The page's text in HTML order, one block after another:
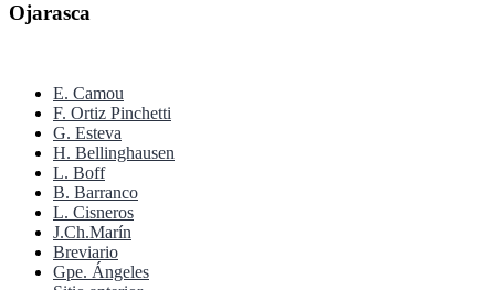
Ojarasca
E. Camou
F. Ortiz Pinchetti
G. Esteva
H. Bellinghausen
L. Boff
B. Barranco
L. Cisneros
J.Ch.Marín
Breviario
Gpe. Ángeles